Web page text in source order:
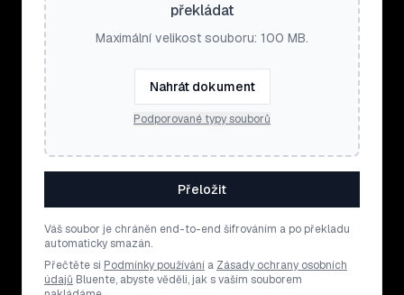
překládat
Maximální velikost souboru: 100 MB.
Nahrát dokument
Podporované typy souborů
Přeložit
Váš soubor je chráněn end-to-end šifrováním a po překladu
automaticky smazán.
Přečtěte si Podmínky používání a Zásady ochrany osobních
údajů Bluente, abyste věděli, jak s vaším souborem